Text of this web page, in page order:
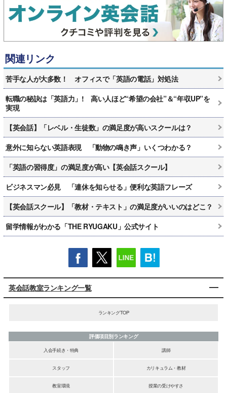
関連リンク
苦手な人が大多数！ オフィスで「英語の電話」対処法
転職の秘訣は「英語力」! 高い人ほど“希望の会社”＆“年収UP”を
実現
【英会話】「レベル・生徒数」の満足度が高いスクールは？
意外に知らない英語表現 「動物の鳴き声」いくつわかる？
「英語の習得度」の満足度が高い【英会話スクール】
ビジネスマン必見 「連休を知らせる」便利な英語フレーズ
【英会話スクール】「教材・テキスト」の満足度がいいのはどこ？
留学情報がわかる「THE RYUGAKU」公式サイト
英会話教室ランキング一覧
ランキングTOP
評価項目別ランキング
入会手続き・特典
講師
スタッフ カリキュラム・教材
教室環境 授業の受けやすさ